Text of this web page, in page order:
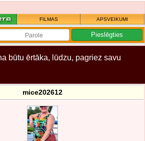
FILMAS APSVEIKUMI
būtu ērtāka, lūdzu, pagriez savu
mice202612